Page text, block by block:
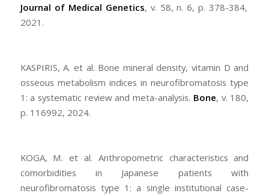
Journal of Medical Genetics, v. 58, n. 6, p. 378-384,
2021.
KASPIRIS, A. et al. Bone mineral density, vitamin D and
osseous metabolism indices in neurofibromatosis type
1: a systematic review and meta-analysis. Bone, v. 180,
p. 116992, 2024.
KOGA, M. et al. Anthropometric characteristics and
comorbidities in Japanese patients with
neurofibromatosis type 1: a single institutional case-